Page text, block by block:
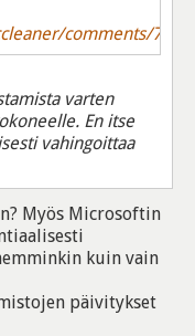
comments/
varten
En itse
vahingoittaa
Myös Microsoftin
kuin vain
päivitykset